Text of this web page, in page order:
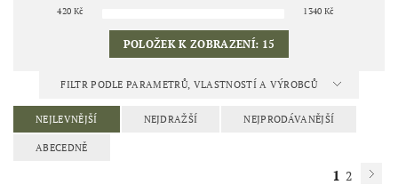
420 Kč 1340 Kč
POLOŽEK K ZOBRAZENÍ: 15
FILTR PODLE PARAMETRŮ, VLASTNOSTÍ A VÝROBCŮ
NEJLEVNĚJŠÍ NEJDRAŽŠÍ NEJPRODÁVANĚJŠÍ
ABECEDNĚ
1 2